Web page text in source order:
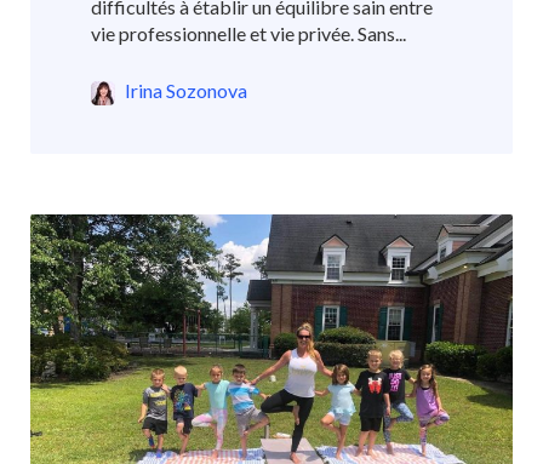
difficultés à établir un équilibre sain entre
vie professionnelle et vie privée. Sans...
Irina Sozonova